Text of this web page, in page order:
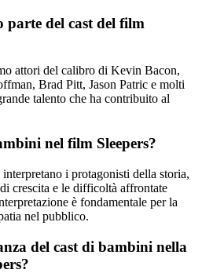
del cast del film
attori del calibro di Kevin Bacon,
Brad Pitt, Jason Patric e molti
talento che ha contribuito al
nel film Sleepers?
i protagonisti della storia,
crescita e le difficoltà affrontate
è fondamentale per la
nel pubblico.
del cast di bambini nella